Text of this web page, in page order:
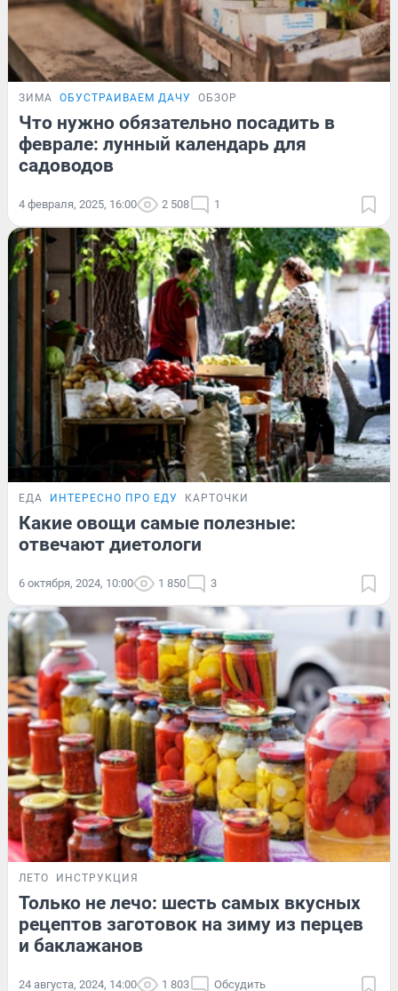
ЗИМА ОБУСТРАИВАЕМ ДАЧУ ОБЗОР
Что нужно обязательно посадить в
феврале: лунный календарь для
садоводов
4 февраля, 2025, 16:00 2 508 1
ЕДА ИНТЕРЕСНО ПРО ЕДУ КАРТОЧКИ
Какие овощи самые полезные:
отвечают диетологи
6 октября, 2024, 10:00 1 850 3
ЛЕТО ИНСТРУКЦИЯ
Только не лечо: шесть самых вкусных
рецептов заготовок на зиму из перцев
и баклажанов
24 августа, 2024, 14:00 1 803 Обсудить